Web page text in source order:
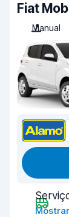
Fiat
Manual